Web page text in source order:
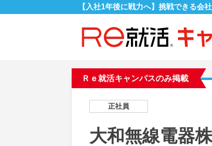
【入社1年後に戦力へ】挑戦できる会
Ｒｅ就活キャンパスのみ掲載
正社員
大和無線電器